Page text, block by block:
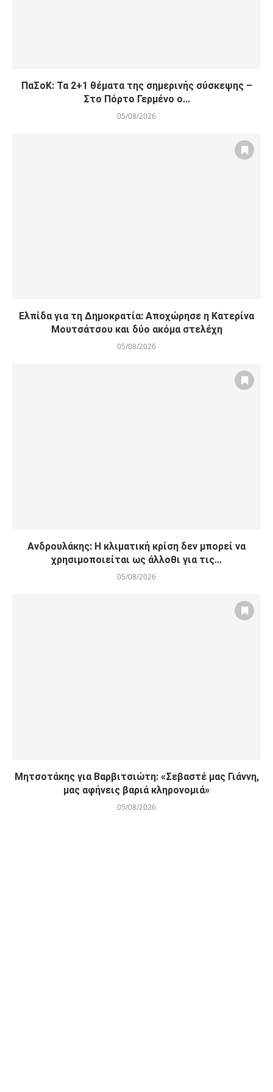
ΠαΣοΚ: Τα 2+1 θέματα της σημερινής σύσκεψης –
Στο Πόρτο Γερμένο ο...
05/08/2026
Ελπίδα για τη Δημοκρατία: Αποχώρησε η Κατερίνα
Μουτσάτσου και δύο ακόμα στελέχη
05/08/2026
Ανδρουλάκης: Η κλιματική κρίση δεν μπορεί να
χρησιμοποιείται ως άλλοθι για τις...
05/08/2026
Μητσοτάκης για Βαρβιτσιώτη: «Σεβαστέ μας Γιάννη,
μας αφήνεις βαριά κληρονομιά»
05/08/2026